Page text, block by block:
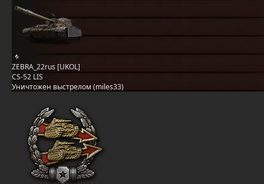
ZEBRA_22rus [UKOL]
CS-52 LIS
Уничтожен выстрелом (miles33)